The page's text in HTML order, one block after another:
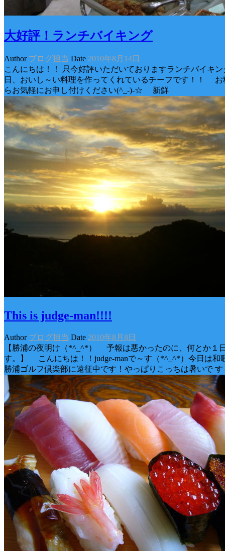
大好評！ランチバイキング
Author ブログ担当 Date 2010年8月14日
こんにちは！！ 只今好評いただいておりますランチバイ
日、おいし～い料理を作ってくれているチーフです！！ お
らお気軽にお申し付けください(^_-)-☆ 新鮮
This is judge-man!!!!
Author ブログ担当 Date 2010年8月8日
【勝浦の夜明け（*^_^*） 予報は悪かったのに、何とか１
す。】 こんにちは！！judge-manで～す（*^_^*）今日は和
勝浦ゴルフ倶楽部に遠征中です！やっぱりこっちは暑いで